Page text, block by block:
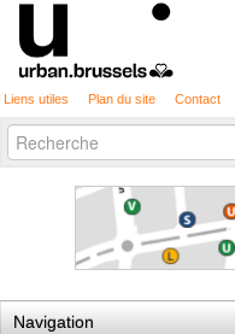
Liens utiles Plan du site Contact
Chercher par
Recherche
avancée…
Navigation